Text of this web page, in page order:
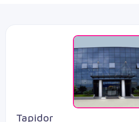
Tapidor